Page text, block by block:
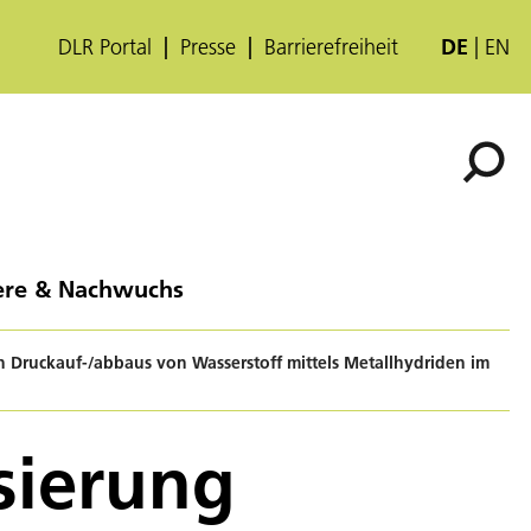
DLR Portal Presse Barrierefreiheit DE EN
& Nachwuchs
Druckauf-/abbaus von Wasserstoff mittels Metallhydriden im